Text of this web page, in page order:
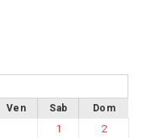
Ven Sab Dom
1
2